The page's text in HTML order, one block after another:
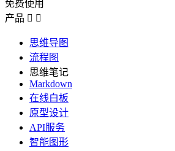
免费使用
产品  
思维导图
流程图
思维笔记
Markdown
在线白板
原型设计
API服务
智能图形